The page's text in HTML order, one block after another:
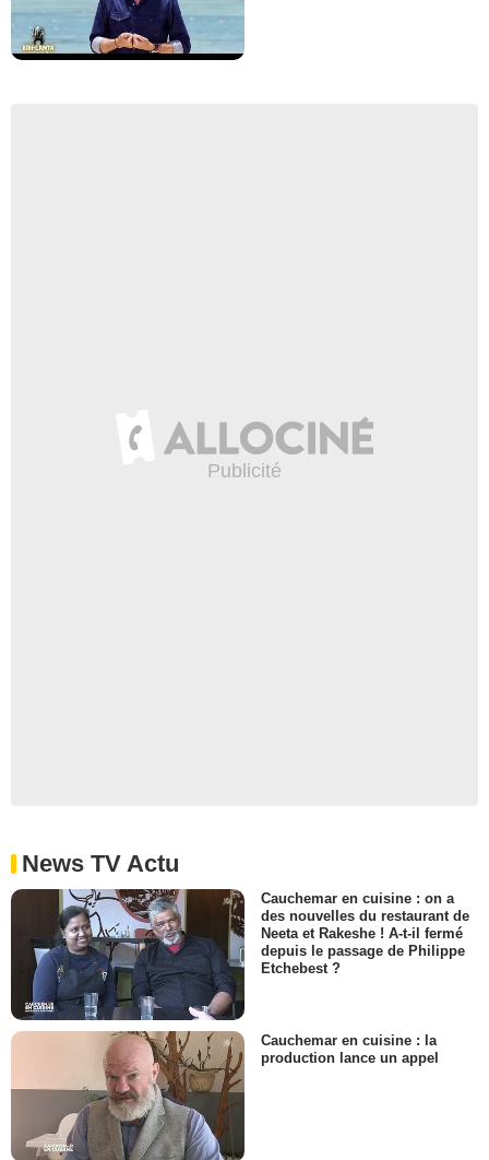
News TV Actu
Cauchemar en cuisine : on a
des nouvelles du restaurant de
Neeta et Rakeshe ! A-t-il fermé
depuis le passage de Philippe
Etchebest ?
Cauchemar en cuisine : la
production lance un appel